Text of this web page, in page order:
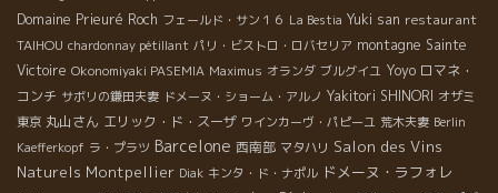
Domaine Prieuré Roch フェールド・サン１６ La Bestia Yuki san restaurant
TAIHOU chardonnay pétillant パリ・ビストロ・ロバセリア montagne Sainte
Victoire Okonomiyaki PASEMIA Maximus オランダ ブルグイユ Yoyo ロマネ・
コンチ サボリの鎌田夫妻 ドメーヌ・ショーム・アルノ Yakitori SHINORI オザミ
東京 丸山さん エリック・ド・スーザ ワインカーヴ・パピーユ 荒木夫妻 Berlin
Kaefferkopf ラ・プラツ Barcelone 西南部 マタハリ Salon des Vins
Naturels Montpellier Diak キンタ・ド・ナポル ドメーヌ・ラフォレ